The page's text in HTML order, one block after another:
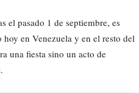
el pasado 1 de septiembre, es
en Venezuela y en el resto del
una fiesta sino un acto de